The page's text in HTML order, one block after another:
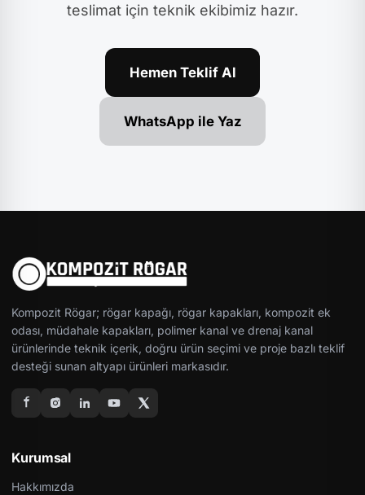
teslimat için teknik ekibimiz hazır.
Hemen Teklif Al
WhatsApp ile Yaz
Kompozit Rögar; rögar kapağı, rögar kapakları, kompozit ek
odası, müdahale kapakları, polimer kanal ve drenaj kanal
ürünlerinde teknik içerik, doğru ürün seçimi ve proje bazlı teklif
desteği sunan altyapı ürünleri markasıdır.
Kurumsal
Hakkımızda